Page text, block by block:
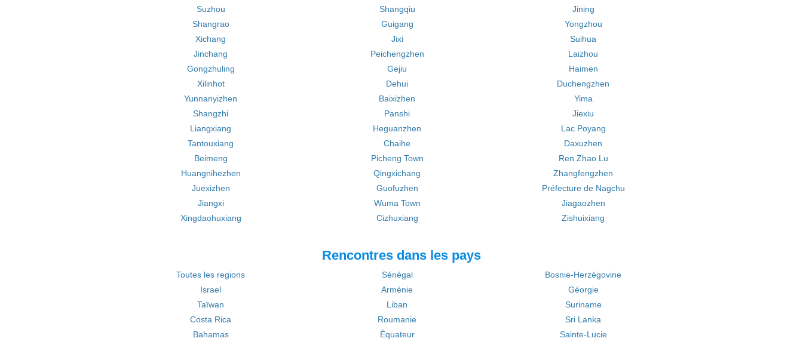
Suzhou
Shangqiu
Jining
Shangrao
Guigang
Yongzhou
Xichang
Jixi
Suihua
Jinchang
Peichengzhen
Laizhou
Gongzhuling
Gejiu
Haimen
Xilinhot
Dehui
Duchengzhen
Yunnanyizhen
Baixizhen
Yima
Shangzhi
Panshi
Jiexiu
Liangxiang
Heguanzhen
Lac Poyang
Tantouxiang
Chaihe
Daxuzhen
Beimeng
Picheng Town
Ren Zhao Lu
Huangnihezhen
Qingxichang
Zhangfengzhen
Juexizhen
Guofuzhen
Préfecture de Nagchu
Jiangxi
Wuma Town
Jiagaozhen
Xingdaohuxiang
Cizhuxiang Zishuixiang
Rencontres dans les pays
Toutes les regions Sénégal
Bosnie-Herzégovine
Israel
Arménie
Géorgie
Taïwan
Liban
Suriname
Costa Rica
Roumanie
Sri Lanka
Bahamas
Équateur Sainte-Lucie